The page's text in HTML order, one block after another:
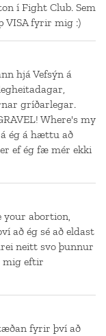
í Fight Club. Sem
VISA fyrir mig :)
hjá Vefsýn á
gríðarlegar.
Where's my
ég á hættu að
ef ég fæ mér ekki
your abortion,
að ég sé að eldast
neitt svo þunnur
mig eftir
fyrir því að